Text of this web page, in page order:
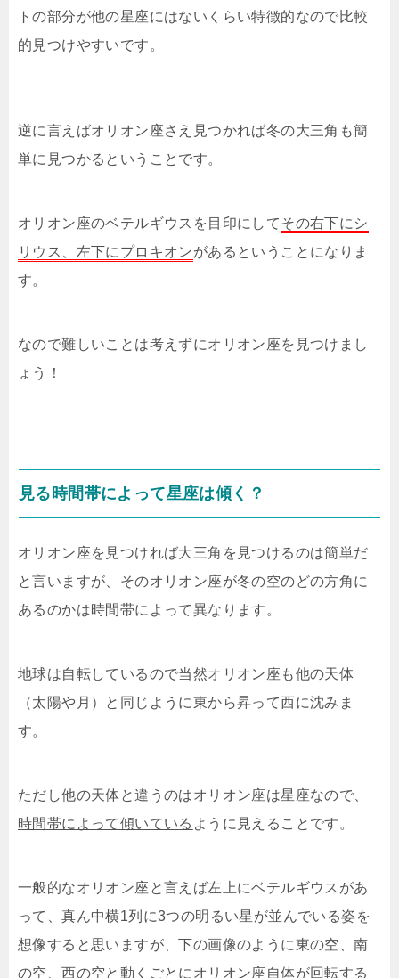
トの部分が他の星座にはないくらい特徴的なので比較
的見つけやすいです。
逆に言えばオリオン座さえ見つかれば冬の大三角も簡
単に見つかるということです。
オリオン座のベテルギウスを目印にしてその右下にシ
リウス、左下にプロキオンがあるということになりま
す。
なので難しいことは考えずにオリオン座を見つけまし
ょう！
見る時間帯によって星座は傾く？
オリオン座を見つければ大三角を見つけるのは簡単だ
と言いますが、そのオリオン座が冬の空のどの方角に
あるのかは時間帯によって異なります。
地球は自転しているので当然オリオン座も他の天体
（太陽や月）と同じように東から昇って西に沈みま
す。
ただし他の天体と違うのはオリオン座は星座なので、
時間帯によって傾いている ように見えることです。
一般的なオリオン座と言えば左上にベテルギウスがあ
って、真ん中横1列に3つの明るい星が並んでいる姿を
想像すると思いますが、下の画像のように東の空、南
の空、西の空と動くごとにオリオン座自体が回転する